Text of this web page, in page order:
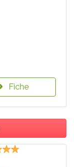
Fiche